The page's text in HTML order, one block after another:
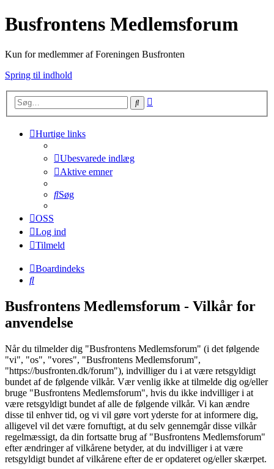
Busfrontens Medlemsforum
Kun for medlemmer af Foreningen Busfronten
Spring til indhold
Søg
Hurtige links
Ubesvarede indlæg
Aktive emner
Søg
OSS
Log ind
Tilmeld
Boardindeks
Søg
Busfrontens Medlemsforum - Vilkår for
anvendelse
Når du tilmelder dig "Busfrontens Medlemsforum" (i det følgende
"vi", "os", "vores", "Busfrontens Medlemsforum",
"https://busfronten.dk/forum"), indvilliger du i at være retsgyldigt
bundet af de følgende vilkår. Vær venlig ikke at tilmelde dig og/eller
bruge "Busfrontens Medlemsforum", hvis du ikke indvilliger i at
være retsgyldigt bundet af alle de følgende vilkår. Vi kan ændre
disse til enhver tid, og vi vil gøre vort yderste for at informere dig,
alligevel vil det være fornuftigt, at du selv gennemgår disse vilkår
regelmæssigt, da din fortsatte brug af "Busfrontens Medlemsforum"
efter ændringer af vilkårene betyder, at du indvilliger i at være
retsgyldigt bundet af vilkårene efter de er opdateret og/eller skærpet.